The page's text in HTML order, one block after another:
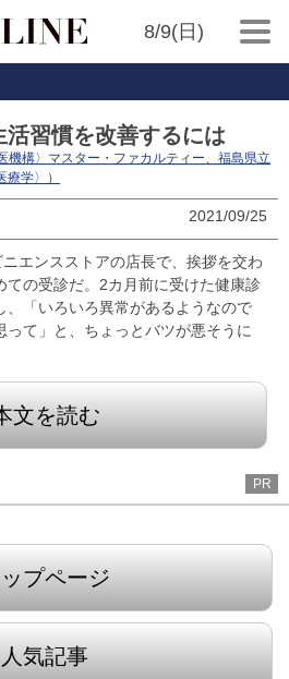
8/9(日)
習慣を改善するには
機構〉マスター・ファカルティー、福島県立
学〉）
2021/09/25
エンスストアの店長で、挨拶を交わ
ての受診だ。2カ月前に受けた健康診
、「いろいろ異常があるようなので
って」と、ちょっとバツが悪そうに
文を読む
PR
ップページ
人気記事